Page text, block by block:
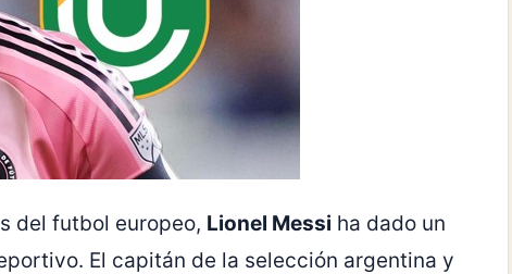
del futbol europeo, Lionel Messi ha dado un
El capitán de la selección argentina y